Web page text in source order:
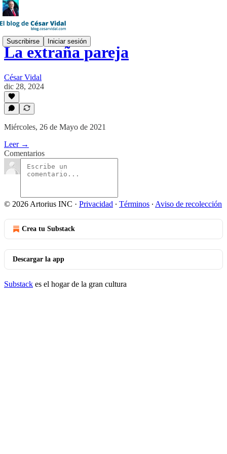
Suscribirse Iniciar sesión
La extraña pareja
César Vidal
dic 28, 2024
Miércoles, 26 de Mayo de 2021
Leer →
Comentarios
© 2026 Artorius INC · Privacidad ∙ Términos ∙ Aviso de recolección
Crea tu Substack
Descargar la app
Substack es el hogar de la gran cultura